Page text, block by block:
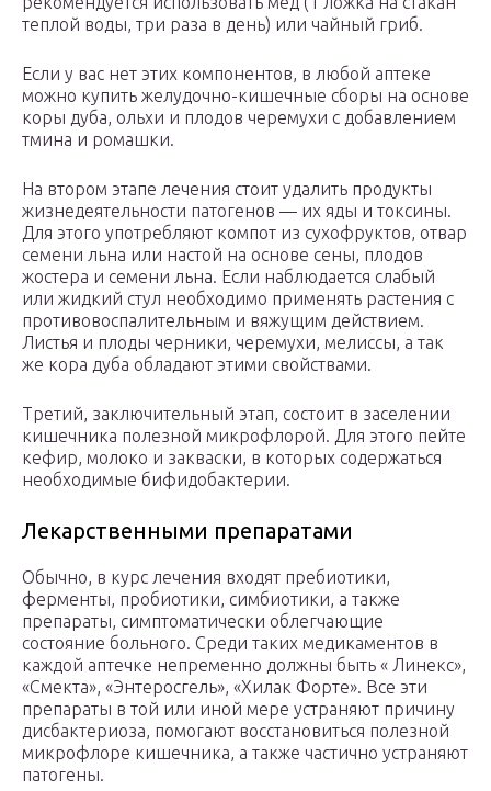
теплой воды, три раза в день) или чайный гриб.
Если у вас нет этих компонентов, в любой аптеке
можно купить желудочно-кишечные сборы на основе
коры дуба, ольхи и плодов черемухи с добавлением
тмина и ромашки.
На втором этапе лечения стоит удалить продукты
жизнедеятельности патогенов — их яды и токсины.
Для этого употребляют компот из сухофруктов, отвар
семени льна или настой на основе сены, плодов
жостера и семени льна. Если наблюдается слабый
или жидкий стул необходимо применять растения с
противовоспалительным и вяжущим действием.
Листья и плоды черники, черемухи, мелиссы, а так
же кора дуба обладают этими свойствами.
Третий, заключительный этап, состоит в заселении
кишечника полезной микрофлорой. Для этого пейте
кефир, молоко и закваски, в которых содержаться
необходимые бифидобактерии.
Лекарственными препаратами
Обычно, в курс лечения входят пребиотики,
ферменты, пробиотики, симбиотики, а также
препараты, симптоматически облегчающие
состояние больного. Среди таких медикаментов в
каждой аптечке непременно должны быть « Линекс»,
«Смекта», «Энтеросгель», «Хилак Форте». Все эти
препараты в той или иной мере устраняют причину
дисбактериоза, помогают восстановиться полезной
микрофлоре кишечника, а также частично устраняют
патогены.